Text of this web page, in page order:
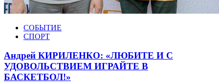
СОБЫТИЕ
СПОРТ
Андрей КИРИЛЕНКО: «ЛЮБИТЕ И С
УДОВОЛЬСТВИЕМ ИГРАЙТЕ В
БАСКЕТБОЛ!»